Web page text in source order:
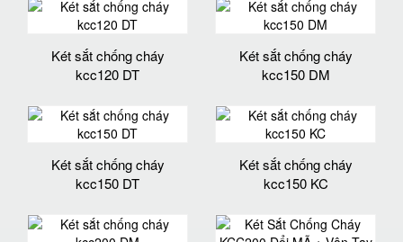
Két sắt chống cháy
kcc120 DT
Két sắt chống cháy
kcc150 DM
Két sắt chống cháy
kcc150 DT
Két sắt chống cháy
kcc150 KC